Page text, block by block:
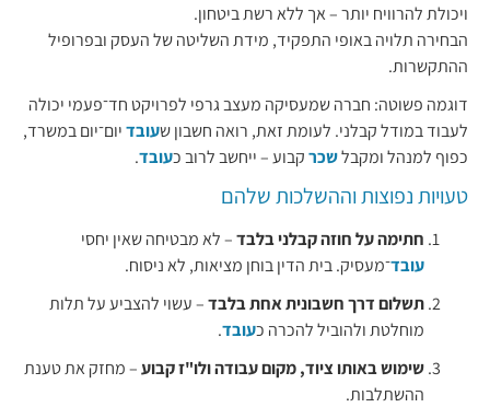
ויכולת להרוויח יותר – אך ללא רשת ביטחון.
הבחירה תלויה באופי התפקיד, מידת השליטה של העסק ובפרופיל
ההתקשרות.
דוגמה פשוטה: חברה שמעסיקה מעצב גרפי לפרויקט חד־פעמי יכולה
לעבוד במודל קבלני. לעומת זאת, רואה חשבון שעובדיום־יום במשרד,
כפוף למנהל ומקבלשכרקבוע – ייחשב לרוב כעובד.
טעויות נפוצות וההשלכות שלהם
חתימה על חוזה קבלני בלבד– לא מבטיחה שאין יחסי
עובד־מעסיק. בית הדין בוחן מציאות, לא ניסוח.
תשלום דרך חשבונית אחת בלבד– עשוי להצביע על תלות
מוחלטת ולהוביל להכרה כ עובד.
שימוש באותו ציוד, מקום עבודה ולו"ז קבוע– מחזק את טענת
ההשתלבות.